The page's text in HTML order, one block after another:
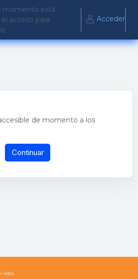
momento está
acceso para
Acceder
de momento a los
Continuar
sitio